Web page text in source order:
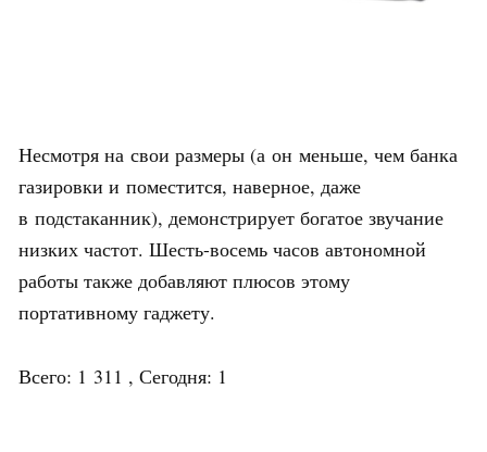
Несмотря на свои размеры (а он меньше, чем банка
газировки и поместится, наверное, даже
в подстаканник), демонстрирует богатое звучание
низких частот. Шесть-восемь часов автономной
работы также добавляют плюсов этому
портативному гаджету.
Всего: 1 311 , Сегодня: 1